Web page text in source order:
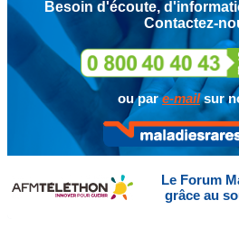
Besoin d'écoute,
Contactez-
ou pare-mailsur
Le Forum
grâce au